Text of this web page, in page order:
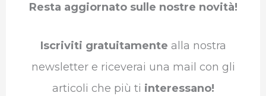
o e d A r r
Resta aggiornato sulle nostre novità!
Iscriviti gratuitamente alla nostra
newsletter e riceverai una mail con gli
articoli che più ti interessano!